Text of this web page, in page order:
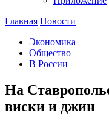
Главная Новости
Экономика
Общество
В России
На
виски и джин